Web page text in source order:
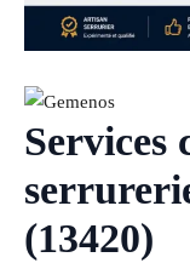
Services
(13420)